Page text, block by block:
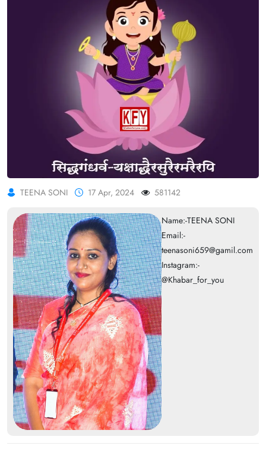
TEENA SONI 17 Apr, 2024 581142
Name:-TEENA SONI
Email:-
teenasoni659@gamil.com
Instagram:-
@Khabar_for_you